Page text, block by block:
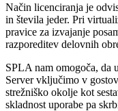
Način licenciranja je
in števila jeder. Pri
pravice za izvajanje
razporeditev delovnih
SPLA nam omogoča, da
Server vključimo v
strežniško okolje kot
skladnost uporabe pa